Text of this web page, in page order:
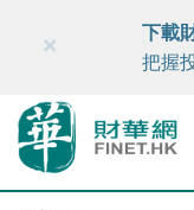
財華智庫網
×
下載
把握